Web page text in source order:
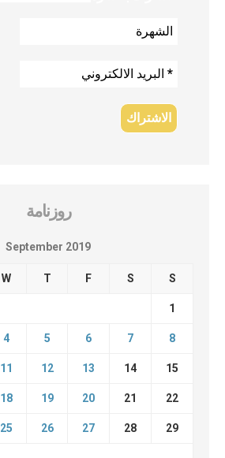
روزنامة
September 2019
W T F S S
1
4 5 6 7 8
11 12 13 14 15
18 19 20 21 22
25 26 27 28 29